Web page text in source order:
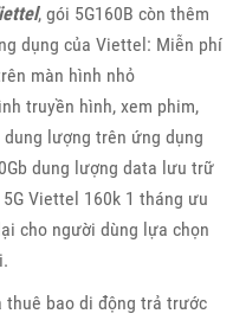
, gói 5G160B còn thêm
dụng của Viettel: Miễn phí
màn hình nhỏ
truyền hình, xem phim,
lượng trên ứng dụng
dung lượng data lưu trữ
Viettel 160k 1 tháng ưu
cho người dùng lựa chọn
bao di động trả trước